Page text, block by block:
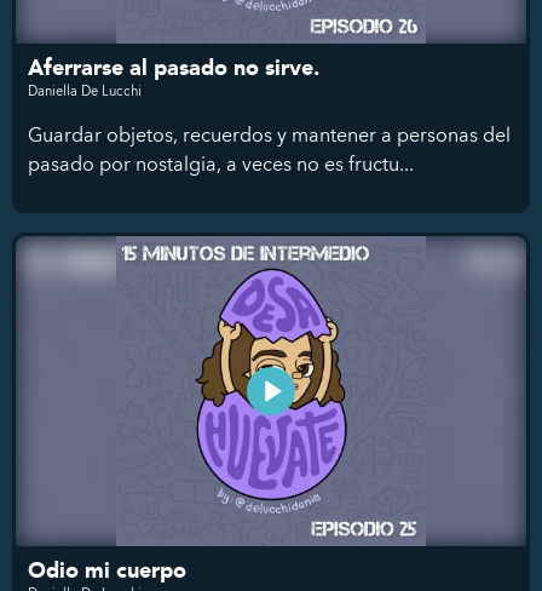
Aferrarse al pasado no sirve.
Daniella De Lucchi
Guardar objetos, recuerdos y mantener a personas del
pasado por nostalgia, a veces no es fructu...
Odio mi cuerpo